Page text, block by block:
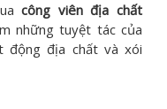
công viên địa chất
những tuyệt tác của
động địa chất và xói